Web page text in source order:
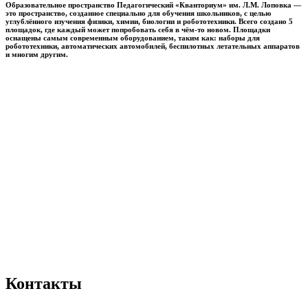
Образовательное пространство Педагогический «Кванториум» им. Л.М. Лоповка —
это пространство, созданное специально для обучения школьников, с целью
углублённого изучения физики, химии, биологии и робототехники. Всего создано 5
площадок, где каждый может попробовать себя в чём-то новом. Площадки
оснащены самым современным оборудованием, таким как: наборы для
робототехники, автоматических автомобилей, беспилотных летательных аппаратов
и многим другим.
Контакты